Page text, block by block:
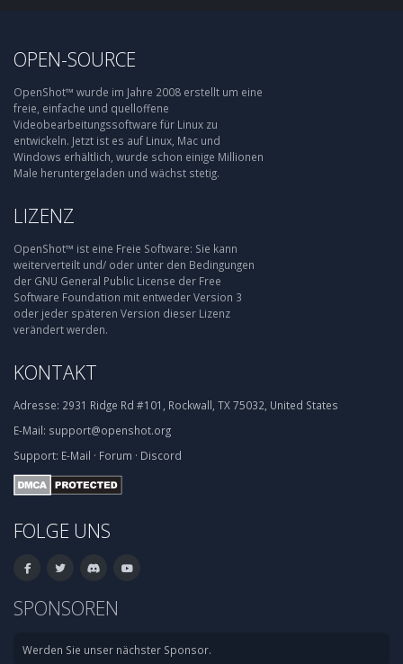
OPEN-SOURCE
OpenShot™ wurde im Jahre 2008 erstellt um eine
freie, einfache und quelloffene
Videobearbeitungssoftware für Linux zu
entwickeln. Jetzt ist es auf Linux, Mac und
Windows erhältlich, wurde schon einige Millionen
Male heruntergeladen und wächst stetig.
LIZENZ
OpenShot™ ist eine Freie Software: Sie kann
weiterverteilt und/ oder unter den Bedingungen
der GNU General Public License der Free
Software Foundation mit entweder Version 3
oder jeder späteren Version dieser Lizenz
verändert werden.
KONTAKT
Adresse: 2931 Ridge Rd #101, Rockwall, TX 75032, United States
E-Mail: support@openshot.org
Support: E-Mail · Forum · Discord
FOLGE UNS
SPONSOREN
Werden Sie unser nächster Sponsor.